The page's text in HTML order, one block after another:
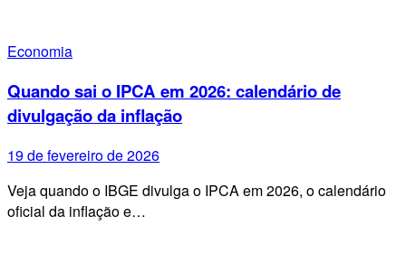
Economia
Quando sai o IPCA em 2026: calendário de
divulgação da inflação
19 de fevereiro de 2026
Veja quando o IBGE divulga o IPCA em 2026, o calendário
oficial da inflação e…